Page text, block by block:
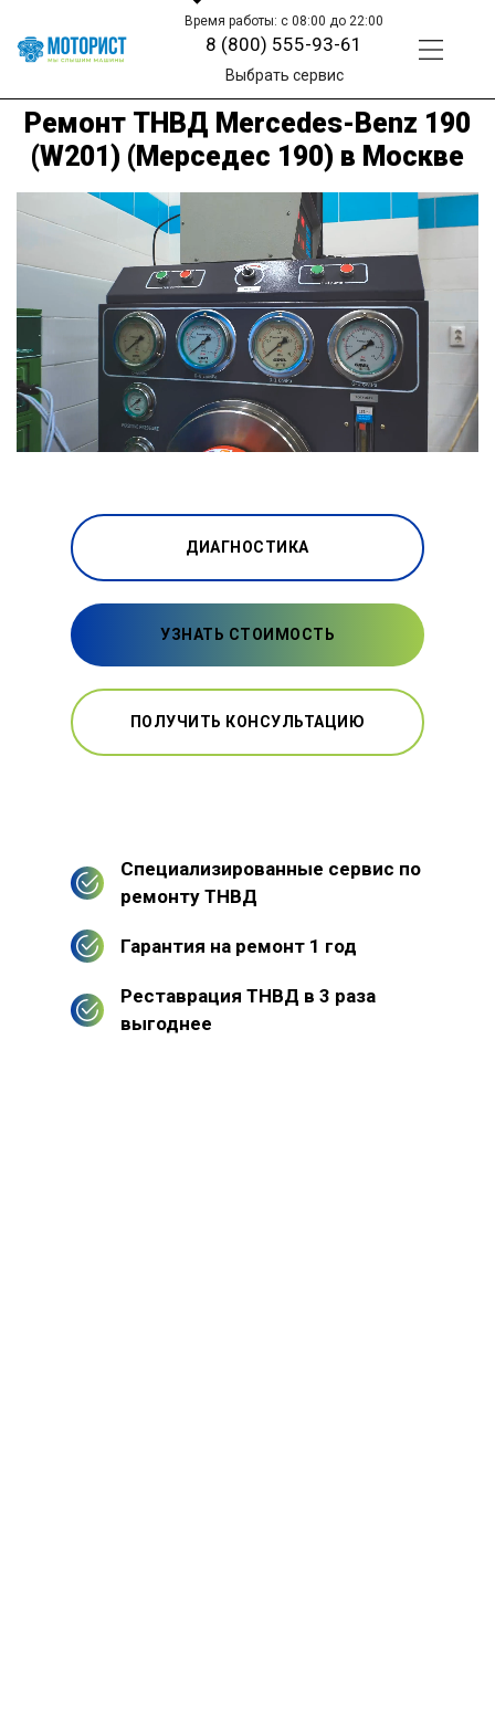
Время работы: с 08:00 до 22:00
8 (800) 555-93-61
Выбрать сервис
Ремонт ТНВД Mercedes-Benz 190
(W201) (Мерседес 190) в Москве
ДИАГНОСТИКА
УЗНАТЬ СТОИМОСТЬ
ПОЛУЧИТЬ КОНСУЛЬТАЦИЮ
Специализированные сервис по
ремонту ТНВД
Гарантия на ремонт 1 год
Реставрация ТНВД в 3 раза
выгоднее